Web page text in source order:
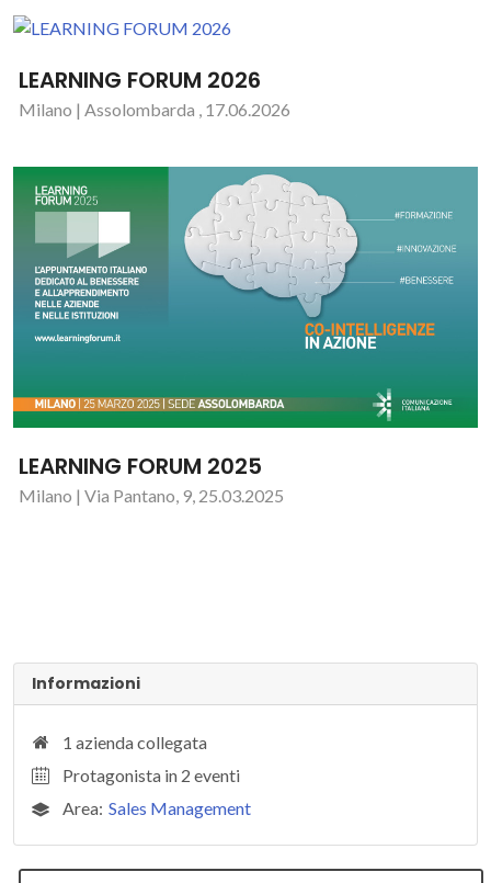
LEARNING FORUM 2026
Milano | Assolombarda , 17.06.2026
LEARNING FORUM 2025
Milano | Via Pantano, 9, 25.03.2025
Informazioni
1 azienda collegata
Protagonista in 2 eventi
Area: Sales Management